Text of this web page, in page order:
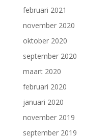
februari 2021
november 2020
oktober 2020
september 2020
maart 2020
februari 2020
januari 2020
november 2019
september 2019